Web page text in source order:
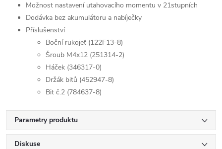
Možnost nastavení utahovacího momentu v 21stupních
Dodávka bez akumulátoru a nabíječky
Příslušenství
Boční rukojeť (122F13-8)
Šroub M4x12 (251314-2)
Háček (346317-0)
Držák bitů (452947-8)
Bit č.2 (784637-8)
Parametry produktu
Diskuse